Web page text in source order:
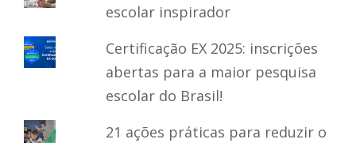
escolar inspirador
Certificação EX 2025: inscrições
abertas para a maior pesquisa
escolar do Brasil!
21 ações práticas para reduzir o